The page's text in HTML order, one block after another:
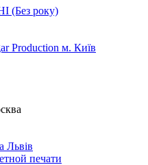
(Без року)
Production м. Київ
Львів
печати